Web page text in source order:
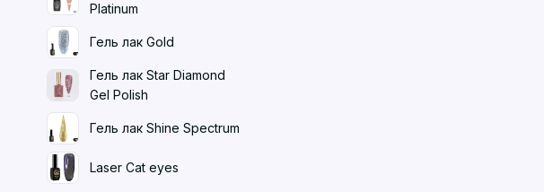
Platinum
Гель лак Gold
Гель лак Star Diamond
Gel Polish
Гель лак Shine Spectrum
Laser Cat eyes